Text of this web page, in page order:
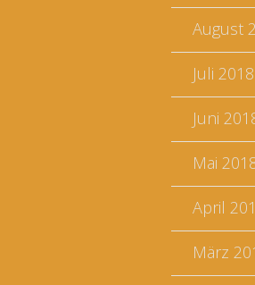
August
Juli 2018
Juni
Mai
April
März